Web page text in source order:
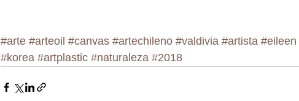
#arte #arteoil #canvas #artechileno #valdivia #artista #eileen
#korea #artplastic #naturaleza #2018